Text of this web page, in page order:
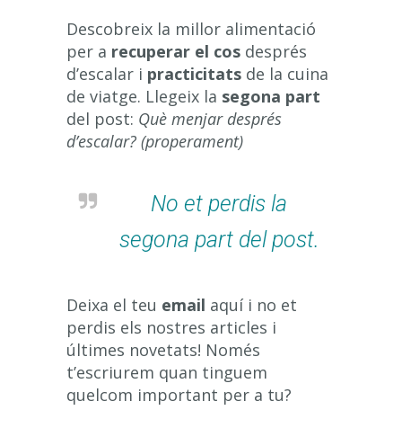
Descobreix la millor alimentació
per a recuperar el cos després
d’escalar i practicitats de la cuina
de viatge. Llegeix la segona part
del post: Què menjar després
d’escalar? (properament)
No et perdis la
segona part del post.
Deixa el teu email aquí i no et
perdis els nostres articles i
últimes novetats! Només
t’escriurem quan tinguem
quelcom important per a tu?